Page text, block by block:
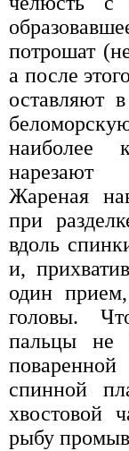
потрошат
а после
оставляют
наиболее
нарезают
Жареная
при
вдоль
и,
один
головы.
пальцы не
спинной
хвостовой
рыбу